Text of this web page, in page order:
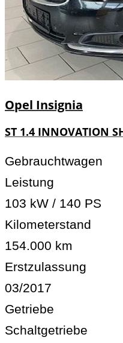
Opel Insignia
ST 1.4 INNOVATION
Gebrauchtwagen
Leistung
103 kW / 140 PS
Kilometerstand
154.000 km
Erstzulassung
03/2017
Getriebe
Schaltgetriebe